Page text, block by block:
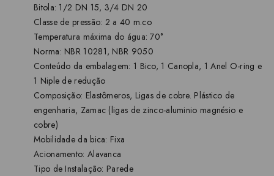
Bitola: 1/2 DN 15, 3/4 DN 20
Classe de pressão: 2 a 40 m.co
Temperatura máxima do água: 70°
Norma: NBR 10281, NBR 9050
Conteúdo da embalagem: 1 Bico, 1 Canopla, 1 Anel O-ring e
1 Niple de redução
Composição: Elastômeros, Ligas de cobre. Plástico de
engenharia, Zamac (ligas de zinco-aluminio magnésio e
cobre)
Mobilidade da bica: Fixa
Acionamento: Alavanca
Tipo de Instalação: Parede